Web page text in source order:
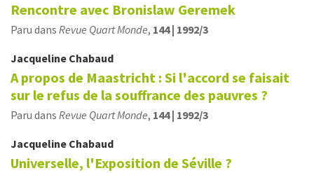
Rencontre avec Bronislaw Geremek
Paru dans Revue Quart Monde, 144 | 1992/3
Jacqueline Chabaud
A propos de Maastricht : Si l'accord se faisait
sur le refus de la souffrance des pauvres ?
Paru dans Revue Quart Monde, 144 | 1992/3
Jacqueline Chabaud
Universelle, l'Exposition de Séville ?